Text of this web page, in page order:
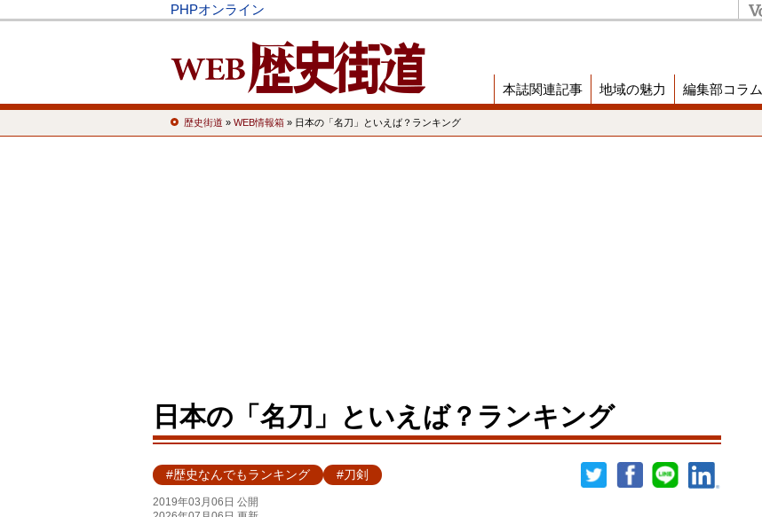
PHPオンライン
本誌関連記事 地域の魅力 編集部コラム
歴史街道 » WEB情報箱 » 日本の「名刀」といえば？ランキング
日本の「名刀」といえば？ランキング
#歴史なんでもランキング #刀剣
2019年03月06日 公開